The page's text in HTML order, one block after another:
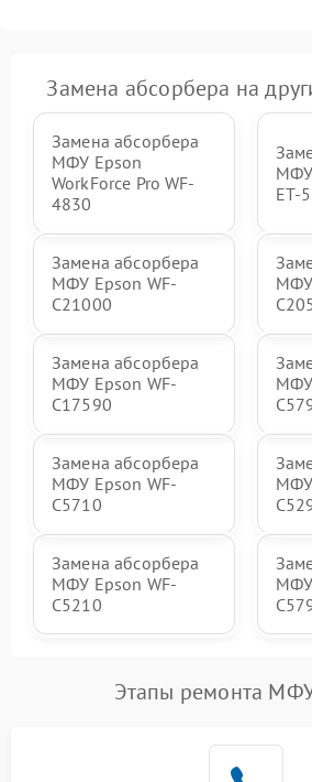
Замена абсорбера на
Замена абсорбера
МФУ Epson
WorkForce Pro WF-
4830
МФУ
ET-
Замена абсорбера
МФУ Epson WF-
C21000
МФУ
Замена абсорбера
МФУ Epson WF-
C17590
МФУ
Замена абсорбера
МФУ Epson WF-
C5710
МФУ
Замена абсорбера
МФУ Epson WF-
C5210
МФУ
Этапы ремонта